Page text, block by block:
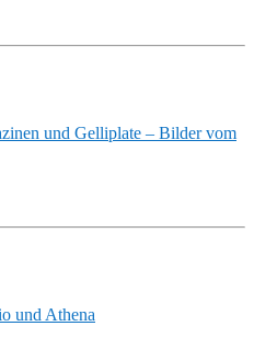
und Gelliplate – Bilder vom
und Athena